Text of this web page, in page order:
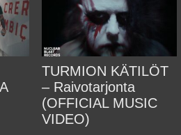
TURMION KÄTILÖT
– Raivotarjonta
(OFFICIAL MUSIC
VIDEO)